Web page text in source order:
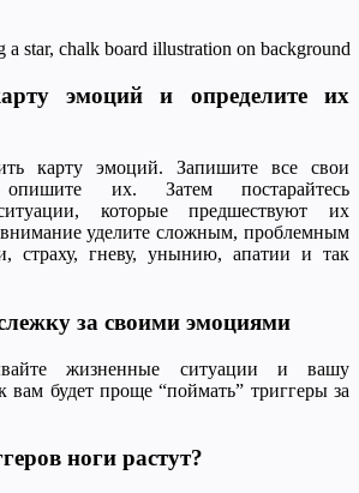
star, chalk board illustration on background
эмоций и определите их
карту эмоций. Запишите все свои
их. Затем постарайтесь
ситуации, которые предшествуют их
уделите сложным, проблемным
страху, гневу, унынию, апатии и так
за своими эмоциями
жизненные ситуации и вашу
будет проще “поймать” триггеры за
ноги растут?